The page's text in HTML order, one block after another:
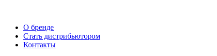
О бренде
Стать дистрибьютором
Контакты